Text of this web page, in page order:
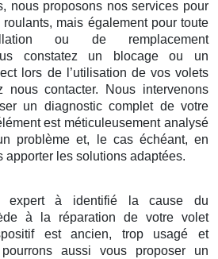
nous proposons nos services pour
mais également pour toute
ou de remplacement
constatez un blocage ou un
lors de l’utilisation de vos volets
nous contacter. Nous intervenons
un diagnostic complet de votre
est méticuleusement analysé
problème et, le cas échéant, en
apporter les solutions adaptées.
expert à identifié la cause du
à la réparation de votre volet
est ancien, trop usagé et
aussi vous proposer un